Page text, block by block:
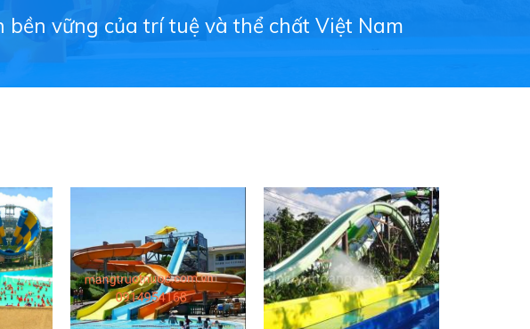
bền vững của trí tuệ và thể chất Việt Nam